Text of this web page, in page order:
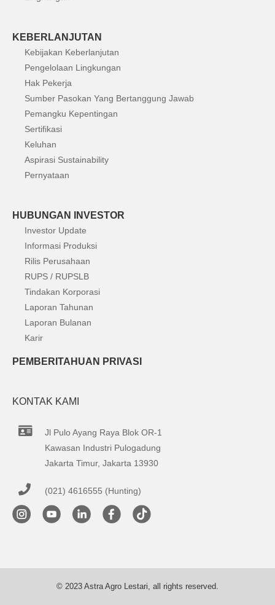
KEBERLANJUTAN
Kebijakan Keberlanjutan
Pengelolaan Lingkungan
Hak Pekerja
Sumber Pasokan Yang Bertanggung Jawab
Pemangku Kepentingan
Sertifikasi
Keluhan
Aspirasi Sustainability
Pernyataan
HUBUNGAN INVESTOR
Investor Update
Informasi Produksi
Rilis Perusahaan
RUPS / RUPSLB
Tindakan Korporasi
Laporan Tahunan
Laporan Bulanan
Karir
PEMBERITAHUAN PRIVASI
KONTAK KAMI
Jl Pulo Ayang Raya Blok OR-1
Kawasan Industri Pulogadung
Jakarta Timur, Jakarta 13930
(021) 4616555 (Hunting)
© 2023 Astra Agro Lestari, all rights reserved.